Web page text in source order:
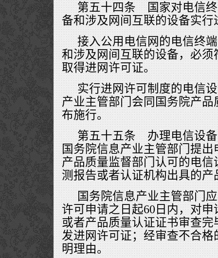
第五十四条 国家对电信
备和涉及网间互联的设备实行
接入公用电信网的电信终
和涉及网间互联的设备，必
取得进网许可证。
实行进网许可制度的电信
产业主管部门会同国务院产
布施行。
第五十五条 办理电信设
国务院信息产业主管部门提
产品质量监督部门认可的电
测报告或者认证机构出具的
国务院信息产业主管部门
许可申请之日起60日内，对
或者产品质量认证证书审查
发进网许可证；经审查不合
明理由。